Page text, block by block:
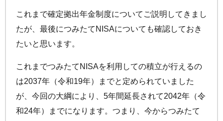
これまで確定拠出年金制度についてご説明してきまし
たが、最後につみたてNISAについても確認しておき
たいと思います。
これまでつみたてNISAを利用しての積立が行えるの
は2037年（令和19年）までと定められていました
が、今回の大綱により、5年間延長されて2042年（令
和24年）までになります。つまり、今からつみたて